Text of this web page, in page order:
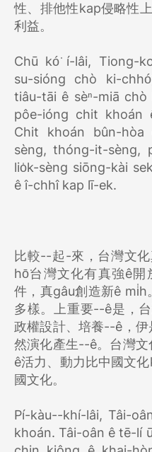
性、排他性kap侵略性
利益。
Chū kó͘ í-lâi, Tiong-
su-sióng chò ki-
tiâu-tāi ê sèⁿ-miā
pôe-ióng chit khoán
Chit khoán bûn-hòa
sèng, thóng-it-sèng,
lio̍k-sèng siōng-kài
ê î-chhî kap lī-ek.
比較--起-來，台灣文
hō͘台灣文化有真強ê開
件，真gâu創造新ê mi̍h
多樣。上重要--ê是，
政權設計、培養--ê，伊
然演化產生--ê。台灣
ê活力、動力比中國文
國文化。
Pí-kàu--khí-lâi, Tâi-
khoán. Tâi-oân ê tē-lí